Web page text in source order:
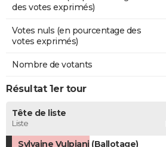
des votes exprimés)
Votes nuls (en pourcentage des
votes exprimés)
Nombre de votants
Résultat 1er tour
Tête de liste
Liste
Sylvaine Vulpiani (Ballotage)